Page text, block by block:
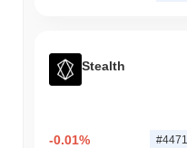
Stealth
-0.01% #4471